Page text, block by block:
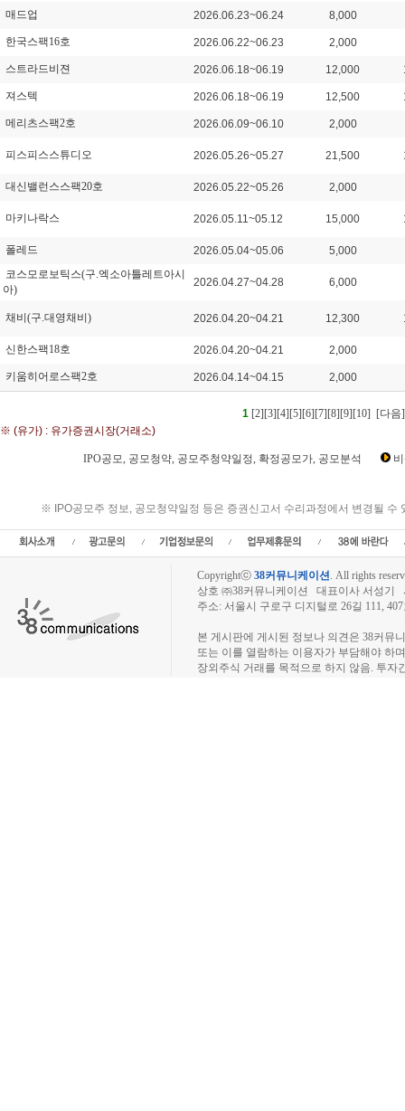
매드업 2026.06.23~06.24 8,000
한국스팩16호 2026.06.22~06.23 2,000
스트라드비젼 2026.06.18~06.19 12,000
져스텍 2026.06.18~06.19 12,500
메리츠스팩2호 2026.06.09~06.10 2,000
피스피스스튜디오 2026.05.26~05.27 21,500
대신밸런스스팩20호 2026.05.22~05.26 2,000
마키나락스 2026.05.11~05.12 15,000
폴레드 2026.05.04~05.06
5,000
코스모로보틱스(구.엑소아틀레트아시
아)
2026.04.27~04.28 6,000
채비(구.대영채비) 2026.04.20~04.21 12,300
신한스팩18호 2026.04.20~04.21 2,000
키움히어로스팩2호 2026.04.14~04.15 2,000
1 [2][3][4][5][6][7][8][9][10] [다음]
※ (유가) : 유가증권시장(거래소)
IPO공모, 공모청약, 공모주청약일정, 확정공모가, 공모분석
※ IPO공모주 정보, 공모청약일정 등은 증권신고서 수리과정에서 변경될
Copyrightⓒ 38커뮤니케이션. All rights
상호 ㈜38커뮤니케이션 대표이사 서성기
주소: 서울시 구로구 디지털로 26길 111,
본 게시판에 게시된 정보나 의견은 38커뮤
또는 이를 열람하는 이용자가 부담해야 하
장외주식 거래를 목적으로 하지 않음. 투